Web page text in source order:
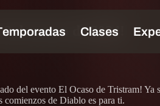
de enero de 2024!
del evento El Ocaso de Tristram!
comienzos de Diablo es para ti.